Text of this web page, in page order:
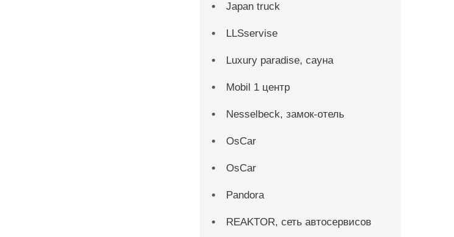
Japan truck
LLSservise
Luxury paradise, сауна
Mobil 1 центр
Nesselbeck, замок-отель
OsCar
OsCar
Pandora
REAKTOR, сеть автосервисов